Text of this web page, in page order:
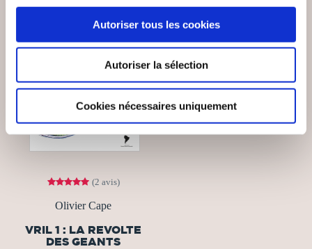
Autoriser tous les cookies
Autoriser la sélection
Cookies nécessaires uniquement
(2 avis)
Olivier Cape
VRIL 1 : LA REVOLTE
DES GEANTS